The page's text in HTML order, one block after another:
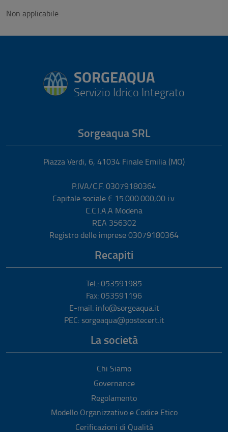
Non applicabile
SORGEAQUA
Servizio Idrico Integrato
Sorgeaqua SRL
Piazza Verdi, 6, 41034 Finale Emilia (MO)
P.IVA/C.F. 03079180364
Capitale sociale € 15.000.000,00 i.v.
C.C.I.A.A Modena
REA 356302
Registro delle imprese 03079180364
Recapiti
Tel.: 053591985
Fax: 053591196
E-mail: info@sorgeaqua.it
PEC: sorgeaqua@postecert.it
La società
Chi Siamo
Governance
Regolamento
Modello Organizzativo e Codice Etico
Cerificazioni di Qualità